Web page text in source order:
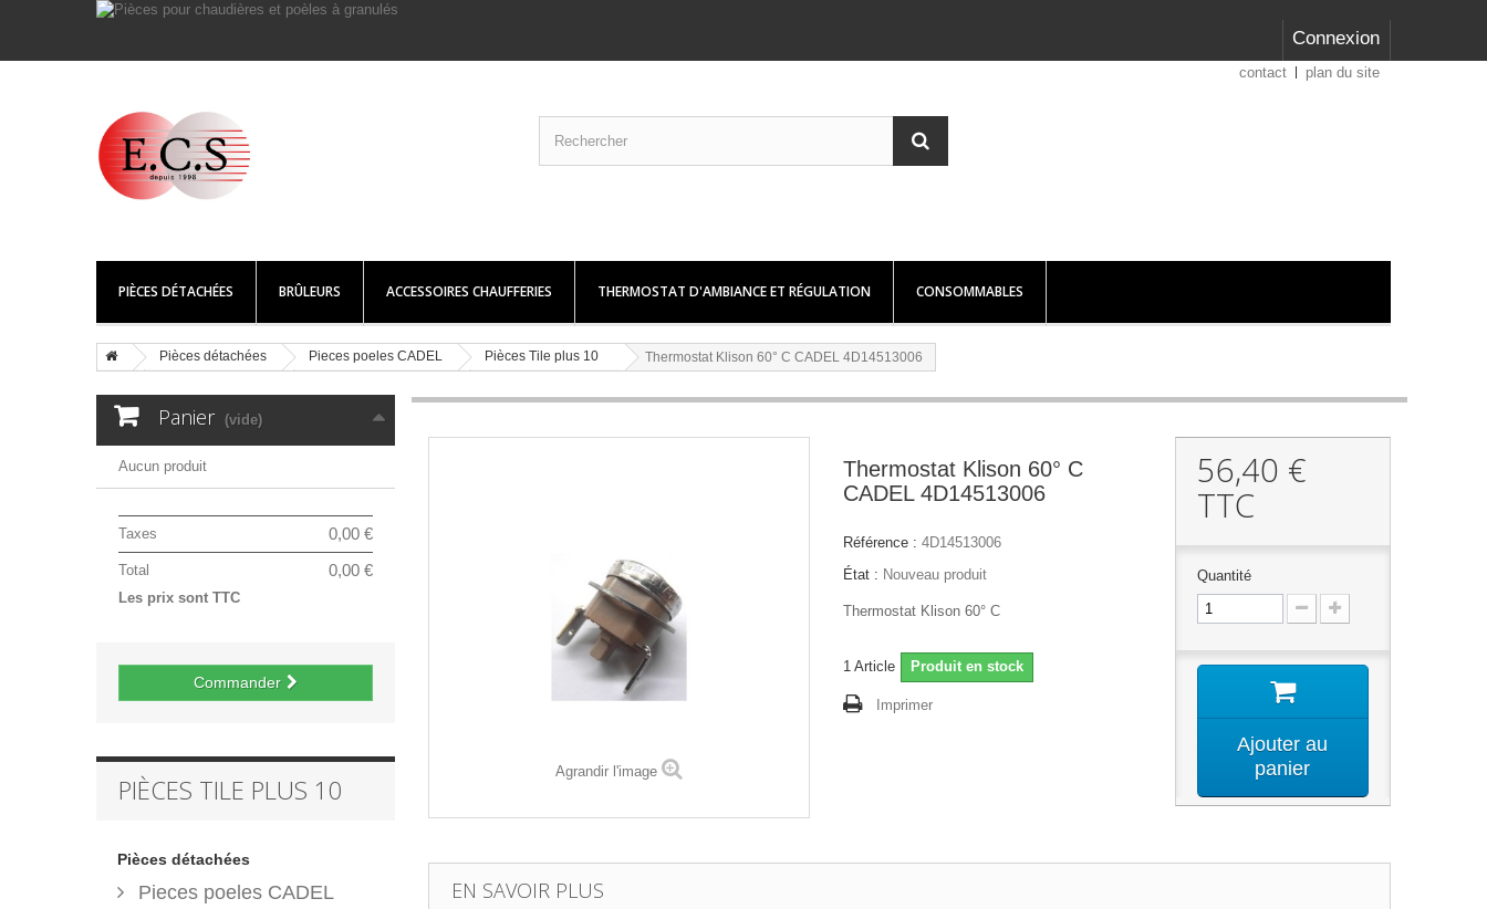
Connexion
contact plan du site
PIÈCES DÉTACHÉES BRÛLEURS ACCESSOIRES CHAUFFERIES THERMOSTAT D'AMBIANCE ET RÉGULATION CONSOMMABLES
Pièces détachées Pieces poeles CADEL Pièces Tile plus 10 Thermostat Klison 60° C CADEL 4D14513006
Panier (vide)
Aucun produit
0,00 €
Taxes
0,00 €
Total
Les prix sont TTC
Commander
PIÈCES TILE PLUS 10
Pièces détachées
Pieces poeles CADEL
Agrandir l'image
Thermostat Klison 60° C
CADEL 4D14513006
Référence : 4D14513006
État : Nouveau produit
Thermostat Klison 60° C
1 Article Produit en stock
Imprimer
56,40 €
TTC
Quantité
Ajouter au
panier
EN SAVOIR PLUS